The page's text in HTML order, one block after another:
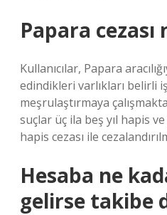
Papara cezası
Kullanıcılar, Papara
edindikleri varlıkları belirli
meşrulaştırmaya
suçlar üç ila beş yıl hapis
hapis cezası ile
Hesaba ne
gelirse takibe